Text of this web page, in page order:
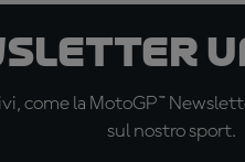
come la MotoGP™
sul nostro sport.